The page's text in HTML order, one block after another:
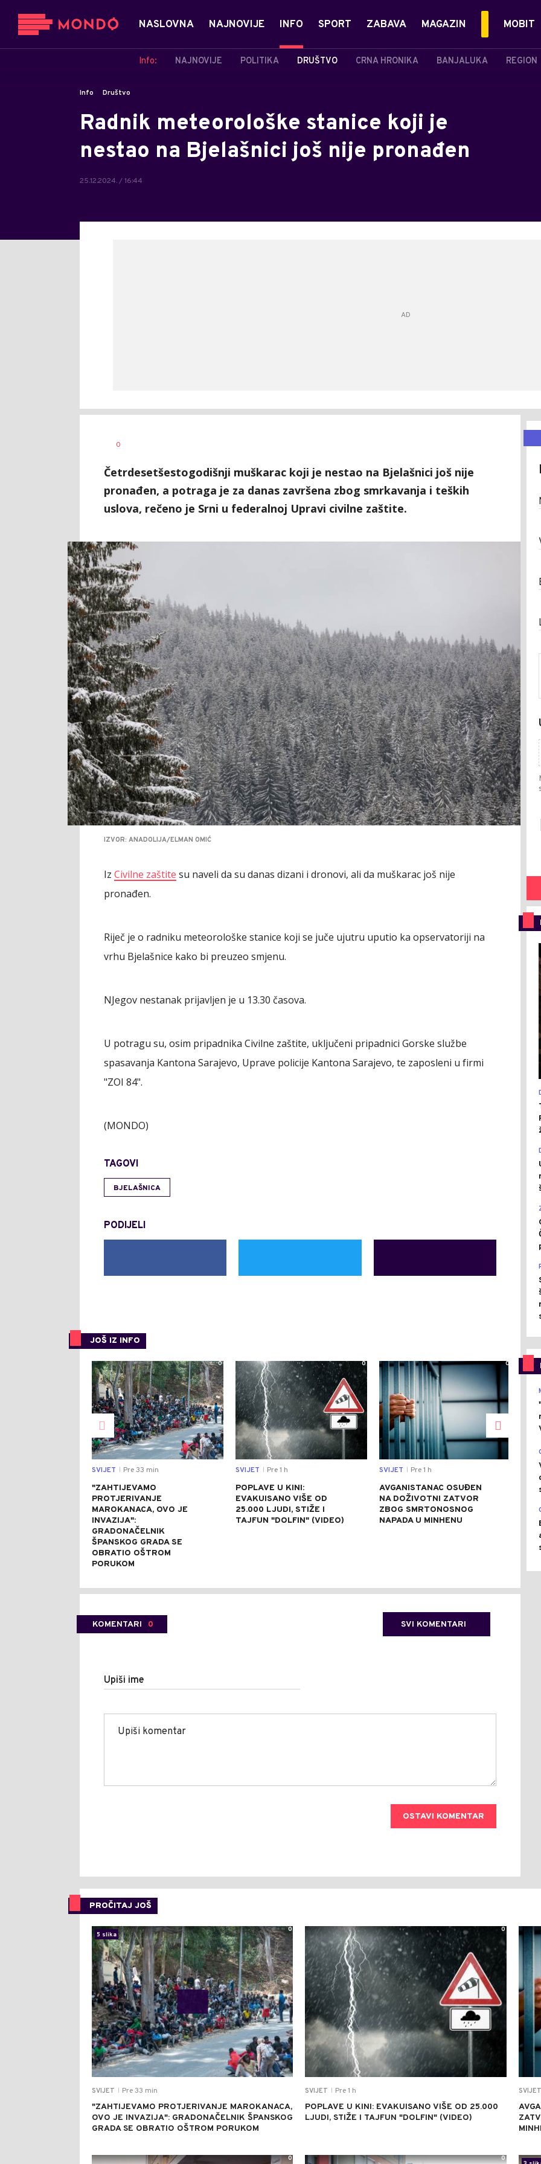
NASLOVNA NAJNOVIJE INFO
Info: NAJNOVIJE POLITIKA DRUŠTVO CRNA HRONIKA BANJALUKA REGION
SPORT ZABAVA MAGAZIN MOBIT
Info Društvo
Radnik meteorološke stanice koji je
nestao na Bjelašnici još nije pronađen
25.12.2024. / 16:44
AUTOR
0
Četrdesetšestogodišnji muškarac koji je nestao na Bjelašnici još nije
pronađen, a potraga je za danas završena zbog smrkavanja i teških
uslova, rečeno je Srni u federalnoj Upravi civilne zaštite.
IZVOR: ANADOLIJA/ELMAN OMIĆ
Iz Civilne zaštite su naveli da su danas dizani i dronovi, ali da muškarac još nije
pronađen.
Riječ je o radniku meteorološke stanice koji se juče ujutru uputio ka opservatoriji na
vrhu Bjelašnice kako bi preuzeo smjenu.
NJegov nestanak prijavljen je u 13.30 časova.
U potragu su, osim pripadnika Civilne zaštite, uključeni pripadnici Gorske službe
spasavanja Kantona Sarajevo, Uprave policije Kantona Sarajevo, te zaposleni u firmi
"ZOI 84".
(MONDO)
TAGOVI
BJELAŠNICA
PODIJELI
JOŠ IZ INFO
0
SVIJET Pre 33 min
"ZAHTIJEVAMO
PROTJERIVANJE
MAROKANACA, OVO JE
INVAZIJA":
GRADONAČELNIK
ŠPANSKOG GRADA SE
OBRATIO OŠTROM
PORUKOM
0
SVIJET Pre 1 h
POPLAVE U KINI:
EVAKUISANO VIŠE OD
25.000 LJUDI, STIŽE I
TAJFUN "DOLFIN" (VIDEO)
0
SVIJET Pre 1 h
AVGANISTANAC OSUĐEN
NA DOŽIVOTNI ZATVOR
ZBOG SMRTONOSNOG
NAPADA U MINHENU
KOMENTARI 0 SVI KOMENTARI
Upiši ime
OSTAVI KOMENTAR
PROČITAJ JOŠ
SVIJET Pre 33 min
"ZAHTIJEVAMO PROTJERIVANJE MAROKANACA,
OVO JE INVAZIJA": GRADONAČELNIK ŠPANSKOG
GRADA SE OBRATIO OŠTROM PORUKOM
5 slika
0
SVIJET Pre 1 h
POPLAVE U KINI: EVAKUISANO VIŠE OD 25.000
LJUDI, STIŽE I TAJFUN "DOLFIN" (VIDEO)
0
SVIJET
0 0